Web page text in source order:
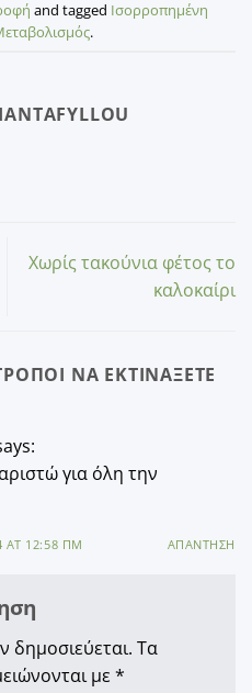
and tagged Ισορροπημένη
.
Χωρίς τακούνια φέτος το
καλοκαίρι
ΝΑ ΕΚΤΙΝΆΞΕΤΕ
για όλη την
AT 12:58 ΠΜ ΑΠΆΝΤΗΣΗ
δημοσιεύεται. Τα
με *